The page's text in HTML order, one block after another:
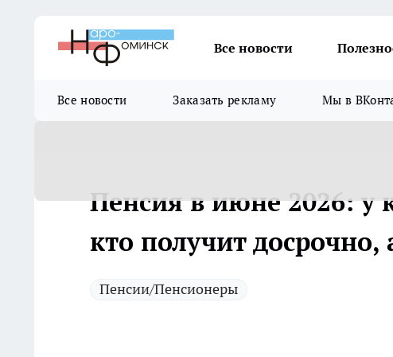
Все новости
Все новости Заказать рекламу Мы в
Пенсия в июне 2026: у
кто получит
Пенсии/Пенсионеры